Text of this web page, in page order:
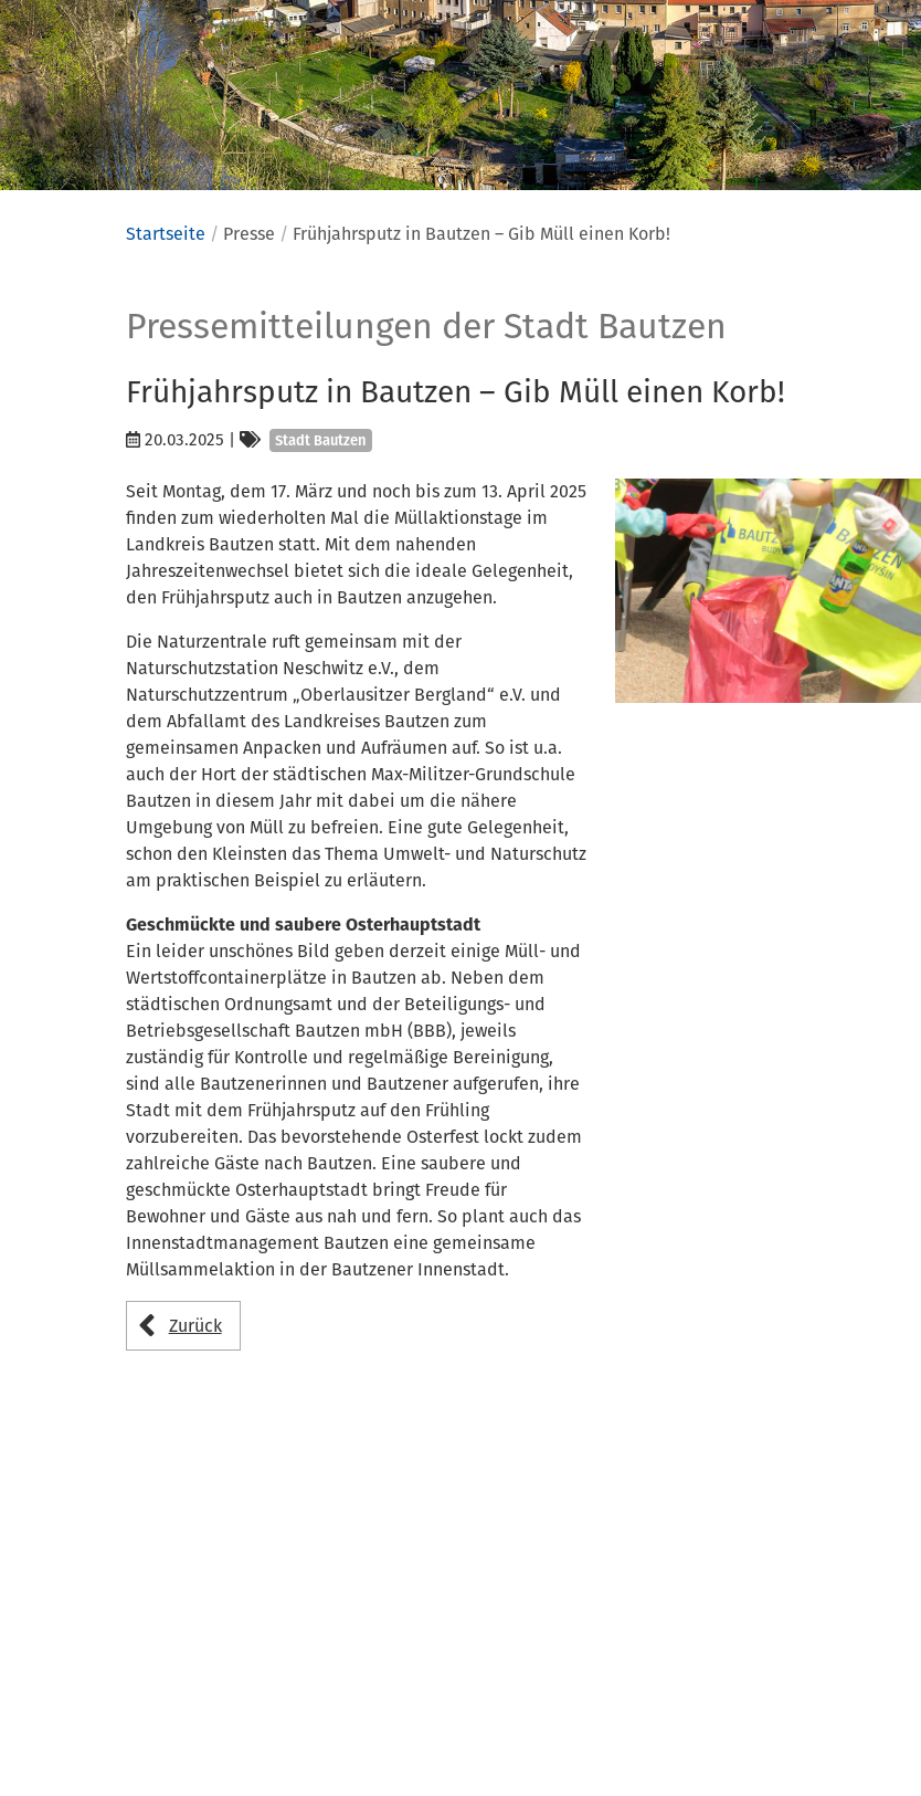
Startseite Presse Frühjahrsputz in Bautzen – Gib Müll einen Korb!
Presse
Pressemitteilungen der Stadt Bautzen
Frühjahrsputz in Bautzen – Gib Müll einen Korb!
20.03.2025 | Kategorien
Stadt Bautzen
Seit Montag, dem 17. März und noch bis zum 13. April 2025
finden zum wiederholten Mal die Müllaktionstage im
Landkreis Bautzen statt. Mit dem nahenden
Jahreszeitenwechsel bietet sich die ideale Gelegenheit,
den Frühjahrsputz auch in Bautzen anzugehen.
Die Naturzentrale ruft gemeinsam mit der
Naturschutzstation Neschwitz e.V., dem
Naturschutzzentrum „Oberlausitzer Bergland“ e.V. und
dem Abfallamt des Landkreises Bautzen zum
gemeinsamen Anpacken und Aufräumen auf. So ist u.a.
auch der Hort der städtischen Max-Militzer-Grundschule
Bautzen in diesem Jahr mit dabei um die nähere
Umgebung von Müll zu befreien. Eine gute Gelegenheit,
schon den Kleinsten das Thema Umwelt- und Naturschutz
am praktischen Beispiel zu erläutern.
Geschmückte und saubere Osterhauptstadt
Ein leider unschönes Bild geben derzeit einige Müll- und
Wertstoffcontainerplätze in Bautzen ab. Neben dem
städtischen Ordnungsamt und der Beteiligungs- und
Betriebsgesellschaft Bautzen mbH (BBB), jeweils
zuständig für Kontrolle und regelmäßige Bereinigung,
sind alle Bautzenerinnen und Bautzener aufgerufen, ihre
Stadt mit dem Frühjahrsputz auf den Frühling
vorzubereiten. Das bevorstehende Osterfest lockt zudem
zahlreiche Gäste nach Bautzen. Eine saubere und
geschmückte Osterhauptstadt bringt Freude für
Bewohner und Gäste aus nah und fern. So plant auch das
Innenstadtmanagement Bautzen eine gemeinsame
Müllsammelaktion in der Bautzener Innenstadt.
Zurück